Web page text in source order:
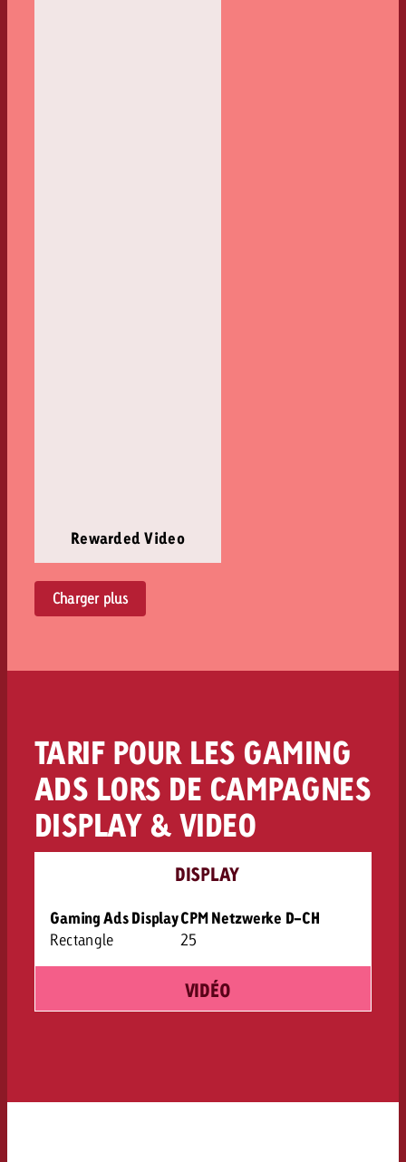
Rewarded Video
Charger plus
TARIF POUR LES GAMING
ADS LORS DE CAMPAGNES
DISPLAY & VIDEO
DISPLAY
Gaming Ads DisplayCPM Netzwerke D-CH
Rectangle 25
VIDÉO